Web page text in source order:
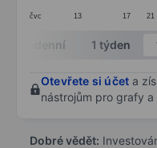
čvc 13 17 21
End of interactive
Intradenní 1 týden
Otevřete si účet a
nástrojům pro grafy a
Dobré vědět: